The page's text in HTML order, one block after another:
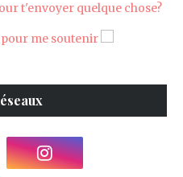
t'envoyer quelque chose?
me soutenir